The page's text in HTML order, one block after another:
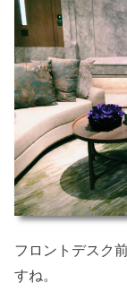
フロントデスク
すね。